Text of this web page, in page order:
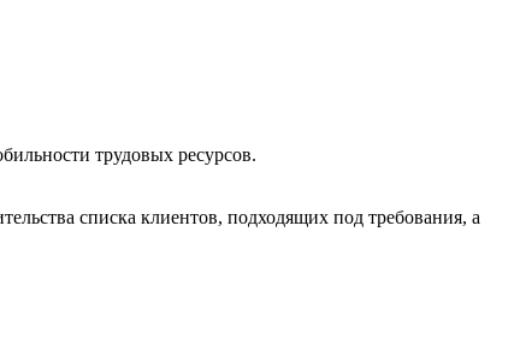
трудовых ресурсов.
списка клиентов, подходящих под требования, а